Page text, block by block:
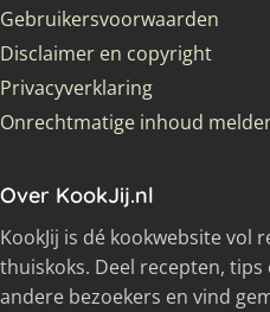
Gebruikersvoorwaarden
Disclaimer en copyright
Privacyverklaring
Onrechtmatige inhoud
Over KookJij.nl
KookJij is dé kookwebsite vol
thuiskoks. Deel recepten,
andere bezoekers en vind